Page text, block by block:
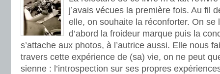
j’avais vécues la première fois. Au fil
elle, on souhaite la réconforter. On se
d’abord la froideur marque puis la
s’attache aux photos, à l’autrice aussi. Elle nous
travers cette expérience de (sa) vie, on ne peut
sienne : l’introspection sur ses propres